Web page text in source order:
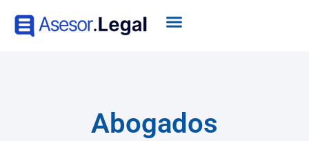
Abogados